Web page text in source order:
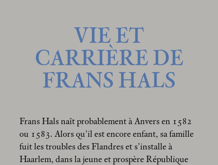
VIE ET
CARRIÈRE DE
FRANS HALS
Frans Hals naît probablement à Anvers en 1582
ou 1583. Alors qu’il est encore enfant, sa famille
fuit les troubles des Flandres et s’installe à
Haarlem, dans la jeune et prospère République